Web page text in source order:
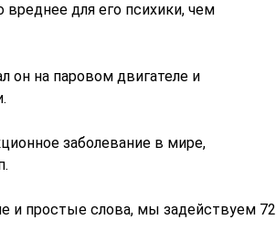
вреднее для его психики, чем
он на паровом двигателе и
заболевание в мире,
и простые слова, мы задействуем 72